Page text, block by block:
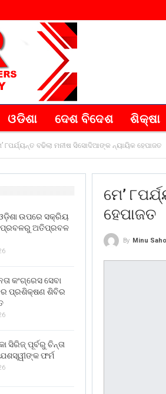
ଓଡିଶା ଦେଶ ବିଦେଶ ଶିକ୍ଷା
୮ପର୍ଯ୍ୟନ୍ତ ବଢିଲା ମନୀଷ ସିସୋଦିଆଙ୍କ ନ୍ୟାୟିକ ହେପାଜତ
ମେ’
ହେପାଜତ
By Minu
ଉପରେ ସକ୍ରିୟ
ପ୍ରବଳରୁ ଅତିପ୍ରବଳ
କଂଗ୍ରେସ ସେବା
ପ୍ରଶିକ୍ଷଣ ଶିବିର
ସିରିଜ୍ ପୂର୍ବରୁ ଚିନ୍ତା
ଯଶସ୍ୱୀଙ୍କ ଫର୍ମ